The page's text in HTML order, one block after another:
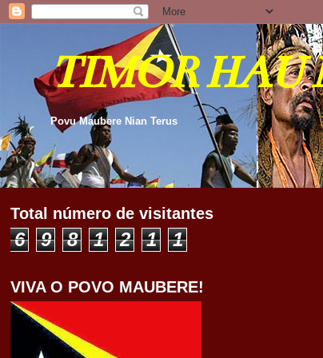
TIMOR HAU
Povu Maubere Nian Terus
Total número de visitantes
6 9 8 1 2 1 1
VIVA O POVO MAUBERE!